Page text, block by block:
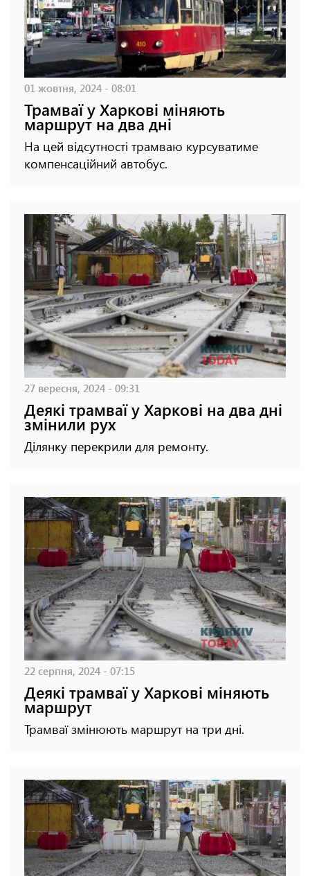
01 жовтня, 2024 - 08:01
Трамваї у Харкові міняють
маршрут на два дні
На цей відсутності трамваю курсуватиме
компенсаційний автобус.
27 вересня, 2024 - 09:31
Деякі трамваї у Харкові на два дні
змінили рух
Ділянку перекрили для ремонту.
22 серпня, 2024 - 07:15
Деякі трамваї у Харкові міняють
маршрут
Трамваї змінюють маршрут на три дні.